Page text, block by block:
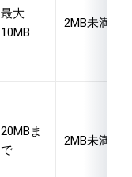
最大
10MB
2MB未満
20MBま
で
2MB未満